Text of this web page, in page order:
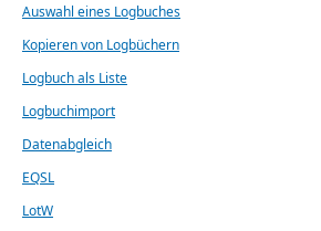
Auswahl eines Logbuches
Kopieren von Logbüchern
Logbuch als Liste
Logbuchimport
Datenabgleich
EQSL
LotW